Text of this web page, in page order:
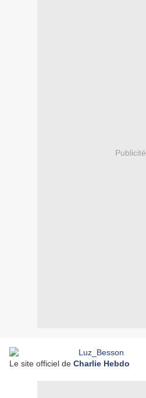
Publicité
Le site officiel de Charlie Hebdo